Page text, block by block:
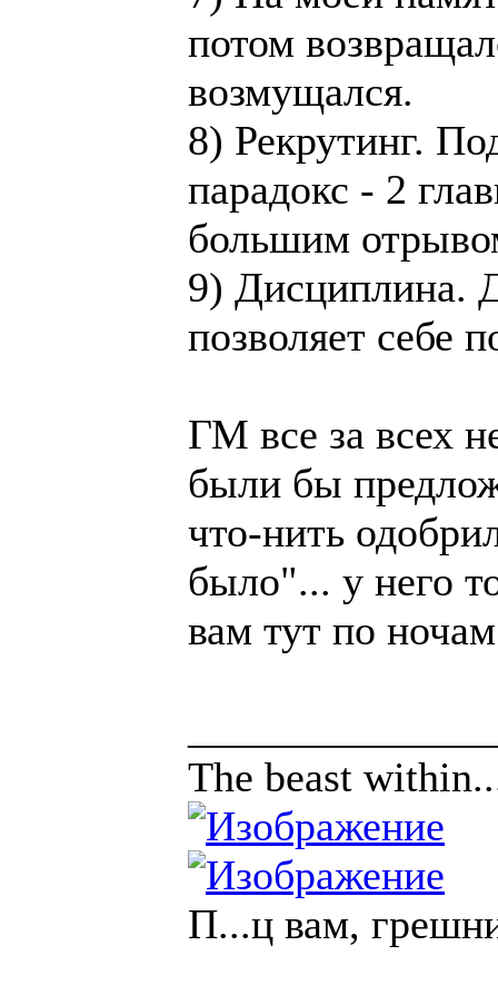
потом
возмущался.
8) Рекрутинг.
парадокс - 2
большим
9) Дисциплина.
позволяет себе
ГМ все за всех
были бы
что-нить
было"... у него
вам тут по
The beast
П...ц вам,